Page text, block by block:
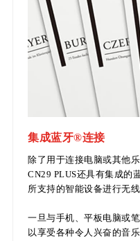
集成蓝牙®连接
除了用于连接电脑或其他
CN29 PLUS还具有集成的
所支持的智能设备进行无线
一旦与手机、平板电脑或
以享受各种令人兴奋的音